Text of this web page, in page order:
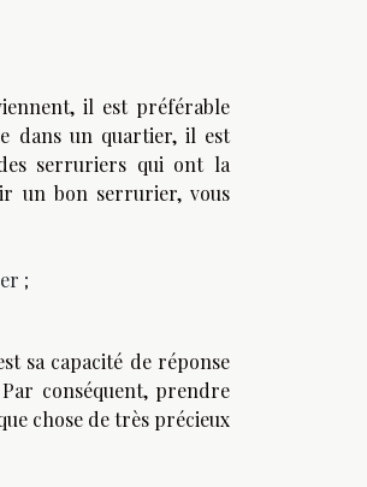
il est préférable
dans un quartier, il est
serruriers qui ont la
un bon serrurier, vous
;
sa capacité de réponse
conséquent, prendre
chose de très précieux